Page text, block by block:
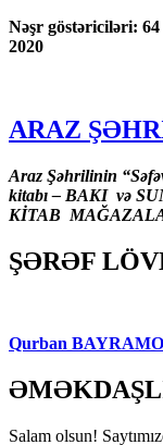
Nəşr göstəriciləri:
2020
ARAZ
Araz Şəhrilinin
kitabı – BAKI və
KİTAB
ŞƏRƏF
Qurban
Salam olsun!